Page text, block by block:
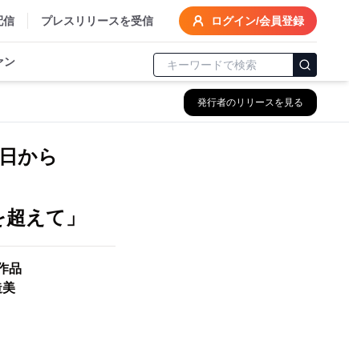
信 プレスリリースを受信 ログイン/会員登録
ン
発行者のリリースを見る
から
えて」
品
美